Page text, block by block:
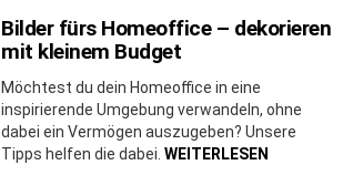
Bilder fürs Homeoffice – dekorieren
mit kleinem Budget
Möchtest du dein Homeoffice in eine
inspirierende Umgebung verwandeln, ohne
dabei ein Vermögen auszugeben? Unsere
Tipps helfen die dabei. WEITERLESEN